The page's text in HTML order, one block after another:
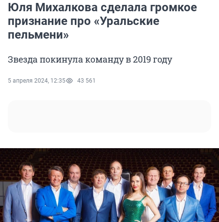
Юля Михалкова сделала громкое
признание про «Уральские
пельмени»
Звезда покинула команду в 2019 году
5 апреля 2024, 12:35 43 561